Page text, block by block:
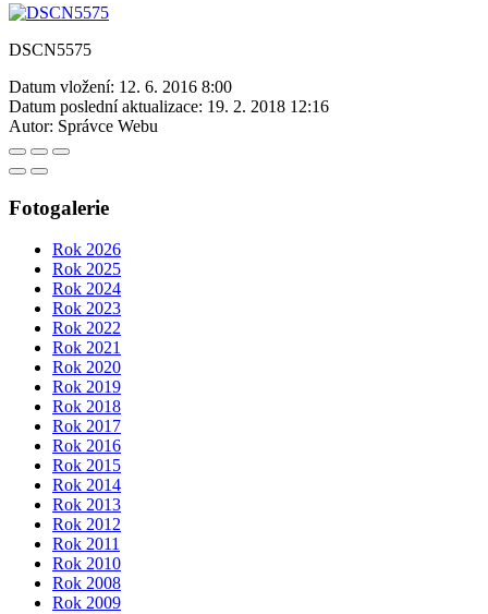
DSCN5575
Datum vložení: 12. 6. 2016 8:00
Datum poslední aktualizace: 19. 2. 2018 12:16
Autor: Správce Webu
Fotogalerie
Rok 2026
Rok 2025
Rok 2024
Rok 2023
Rok 2022
Rok 2021
Rok 2020
Rok 2019
Rok 2018
Rok 2017
Rok 2016
Rok 2015
Rok 2014
Rok 2013
Rok 2012
Rok 2011
Rok 2010
Rok 2008
Rok 2009